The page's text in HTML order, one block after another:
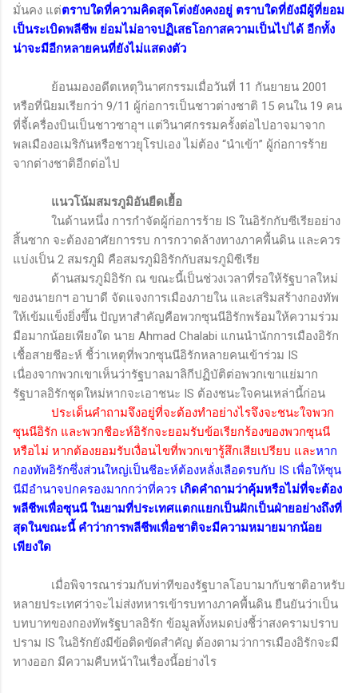
มั่นคง แต่ตราบใดที่ความคิดสุดโต่งยังคงอยู่ ตราบใดที่ยังมีผู้ที่ยอม
เป็นระเบิดพลีชีพ ย่อมไม่อาจปฏิเสธโอกาสความเป็นไปได้ อีกทั้ง
น่าจะมีอีกหลายคนที่ยังไม่แสดงตัว
ย้อนมองอดีตเหตุวินาศกรรมเมื่อวันที่ 11 กันยายน 2001
หรือที่นิยมเรียกว่า 9/11 ผู้ก่อการเป็นชาวต่างชาติ 15 คนใน 19 คน
ที่จี้เครื่องบินเป็นชาวซาอุฯ แต่วินาศกรรมครั้งต่อไปอาจมาจาก
พลเมืองอเมริกันหรือชาวยุโรปเอง ไม่ต้อง “นำเข้า” ผู้ก่อการร้าย
จากต่างชาติอีกต่อไป
แนวโน้มสมรภูมิอันยืดเยื้อ
ในด้านหนึ่ง การกำจัดผู้ก่อการร้าย IS ในอิรักกับซีเรียอย่าง
สิ้นซาก จะต้องอาศัยการรบ การกวาดล้างทางภาคพื้นดิน และควร
แบ่งเป็น 2 สมรภูมิ คือสมรภูมิอิรักกับสมรภูมิซีเรีย
ด้านสมรภูมิอิรัก ณ ขณะนี้เป็นช่วงเวลาที่รอให้รัฐบาลใหม่
ของนายกฯ อาบาดี จัดแจงการเมืองภายใน และเสริมสร้างกองทัพ
ให้เข้มแข็งยิ่งขึ้น ปัญหาสำคัญคือพวกซุนนีอิรักพร้อมให้ความร่วม
มือมากน้อยเพียงใด นาย Ahmad Chalabi แกนนำนักการเมืองอิรัก
เชื้อสายชีอะห์ ชี้ว่าเหตุที่พวกซุนนีอิรักหลายคนเข้าร่วม IS
เนื่องจากพวกเขาเห็นว่ารัฐบาลมาลิกีปฏิบัติต่อพวกเขาแย่มาก
รัฐบาลอิรักชุดใหม่หากจะเอาชนะ IS ต้องชนะใจคนเหล่านี้ก่อน
ประเด็นคำถามจึงอยู่ที่จะต้องทำอย่างไรจึงจะชนะใจพวก
ซุนนีอิรัก และพวกชีอะห์อิรักจะยอมรับข้อเรียกร้องของพวกซุนนี
หรือไม่ หากต้องยอมรับเงื่อนไขที่พวกเขารู้สึกเสียเปรียบ และหาก
กองทัพอิรักซึ่งส่วนใหญ่เป็นชีอะห์ต้องหลั่งเลือดรบกับ IS เพื่อให้ซุน
นีมีอำนาจปกครองมากกว่าที่ควร เกิดคำถามว่าคุ้มหรือไม่ที่จะต้อง
พลีชีพเพื่อซุนนี ในยามที่ประเทศแตกแยกเป็นฝักเป็นฝ่ายอย่างถึงที่
สุดในขณะนี้ คำว่าการพลีชีพเพื่อชาติจะมีความหมายมากน้อย
เพียงใด
เมื่อพิจารณาร่วมกับท่าทีของรัฐบาลโอบามากับชาติอาหรับ
หลายประเทศว่าจะไม่ส่งทหารเข้ารบทางภาคพื้นดิน ยืนยันว่าเป็น
บทบาทของกองทัพรัฐบาลอิรัก ข้อมูลทั้งหมดบ่งชี้ว่าสงครามปราบ
ปราม IS ในอิรักยังมีข้อติดขัดสำคัญ ต้องตามว่าการเมืองอิรักจะมี
ทางออก มีความคืบหน้าในเรื่องนี้อย่างไร